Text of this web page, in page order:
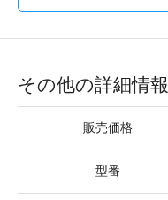
その他の詳細情報
販売価格
型番